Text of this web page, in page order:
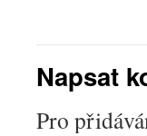
Napsat
Pro